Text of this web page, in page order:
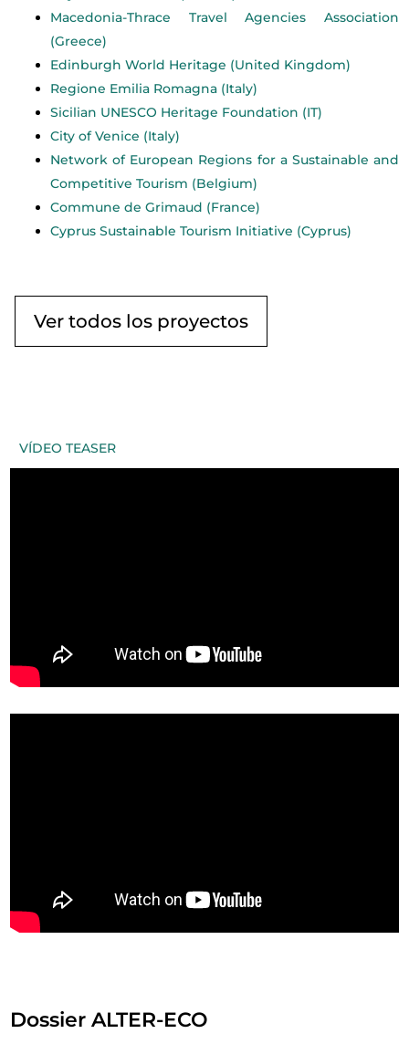
Macedonia-Thrace Travel Agencies Association
(Greece)
Edinburgh World Heritage (United Kingdom)
Regione Emilia Romagna (Italy)
Sicilian UNESCO Heritage Foundation (IT)
City of Venice (Italy)
Network of European Regions for a Sustainable and
Competitive Tourism (Belgium)
Commune de Grimaud (France)
Cyprus Sustainable Tourism Initiative (Cyprus)
Ver todos los proyectos
VÍDEO TEASER
Dossier ALTER-ECO